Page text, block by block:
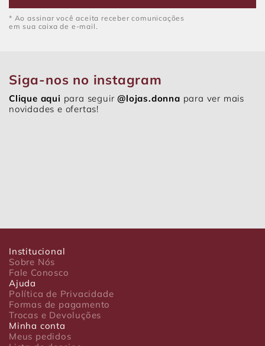
* Ao assinar você aceita receber comunicações
em sua caixa de e-mail.
Siga-nos no instagram
Clique aqui para seguir@lojas.donna para ver mais
novidades e ofertas!
Institucional
Sobre Nós
Fale Conosco
Ajuda
Política de Privacidade
Formas de pagamento
Trocas e Devoluções
Minha conta
Meus pedidos